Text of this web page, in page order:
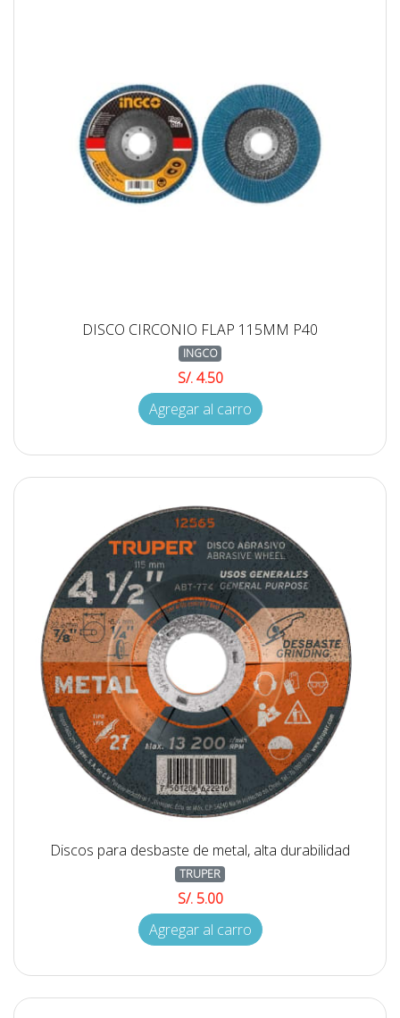
DISCO CIRCONIO FLAP 115MM P40
INGCO
S/. 4.50
Agregar al carro
Discos para desbaste de metal, alta durabilidad
TRUPER
S/. 5.00
Agregar al carro